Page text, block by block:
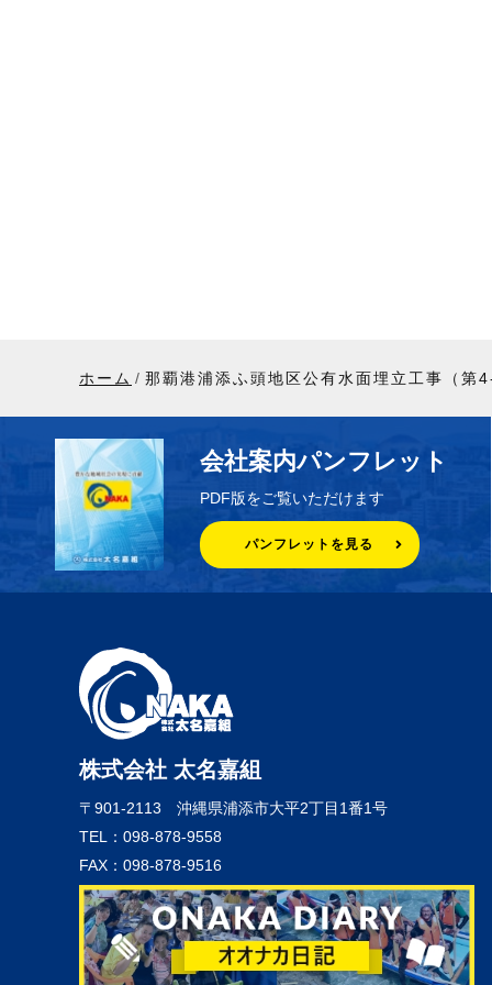
ホーム 那覇港浦添ふ頭地区公有水面埋立工事（第
会社案内パンフレット
PDF版をご覧いただけます
パンフレットを見る
株式会社 太名嘉組
〒901-2113 沖縄県浦添市大平2丁目1番1号
TEL：098-878-9558
FAX：098-878-9516